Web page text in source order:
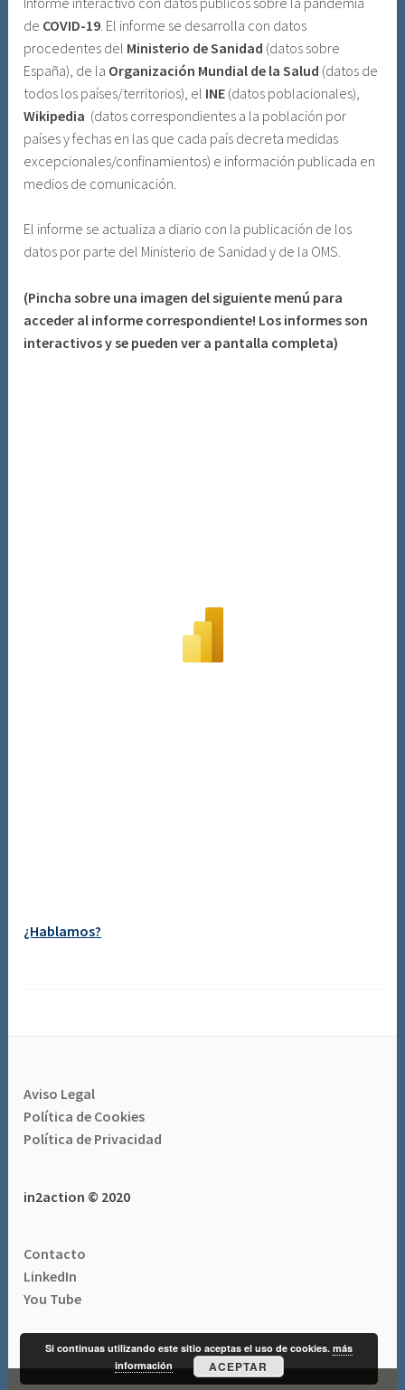
de COVID-19 . El informe se desarrolla con datos
procedentes del Ministerio de Sanidad (datos sobre
España), de la Organización Mundial de la Salud (datos de
todos los países/territorios), el INE (datos poblacionales),
Wikipedia (datos correspondientes a la población por
países y fechas en las que cada país decreta medidas
excepcionales/confinamientos) e información publicada en
medios de comunicación.
El informe se actualiza a diario con la publicación de los
datos por parte del Ministerio de Sanidad y de la OMS.
(Pincha sobre una imagen del siguiente menú para
acceder al informe correspondiente! Los informes son
interactivos y se pueden ver a pantalla completa)
¿Hablamos?
Aviso Legal
Política de Cookies
Política de Privacidad
in2action © 2020
Contacto
LinkedIn
You Tube
Si continuas utilizando este sitio aceptas el uso de cookies.más
información
ACEPTAR